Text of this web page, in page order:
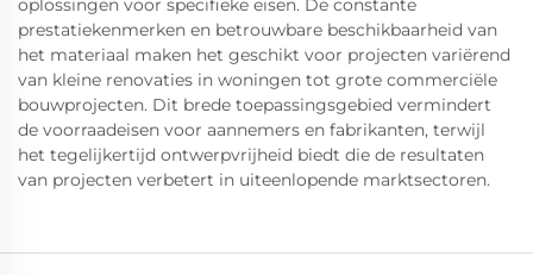
oplossingen voor specifieke eisen. De constante
prestatiekenmerken en betrouwbare beschikbaarheid van
het materiaal maken het geschikt voor projecten variërend
van kleine renovaties in woningen tot grote commerciële
bouwprojecten. Dit brede toepassingsgebied vermindert
de voorraadeisen voor aannemers en fabrikanten, terwijl
het tegelijkertijd ontwerpvrijheid biedt die de resultaten
van projecten verbetert in uiteenlopende marktsectoren.